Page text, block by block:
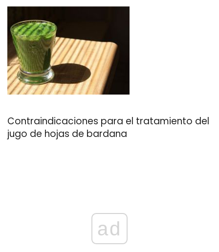
Contraindicaciones para el tratamiento del
jugo de hojas de bardana
ad